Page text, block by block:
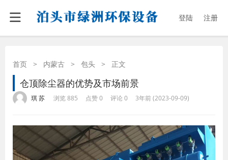
登陆 注册
首页 > 内蒙古 > 包头 > 正文
仓顶除尘器的优势及市场前景
琪 苏 浏览 885 点赞 0 评论 0 3年前 (2023-09-09)